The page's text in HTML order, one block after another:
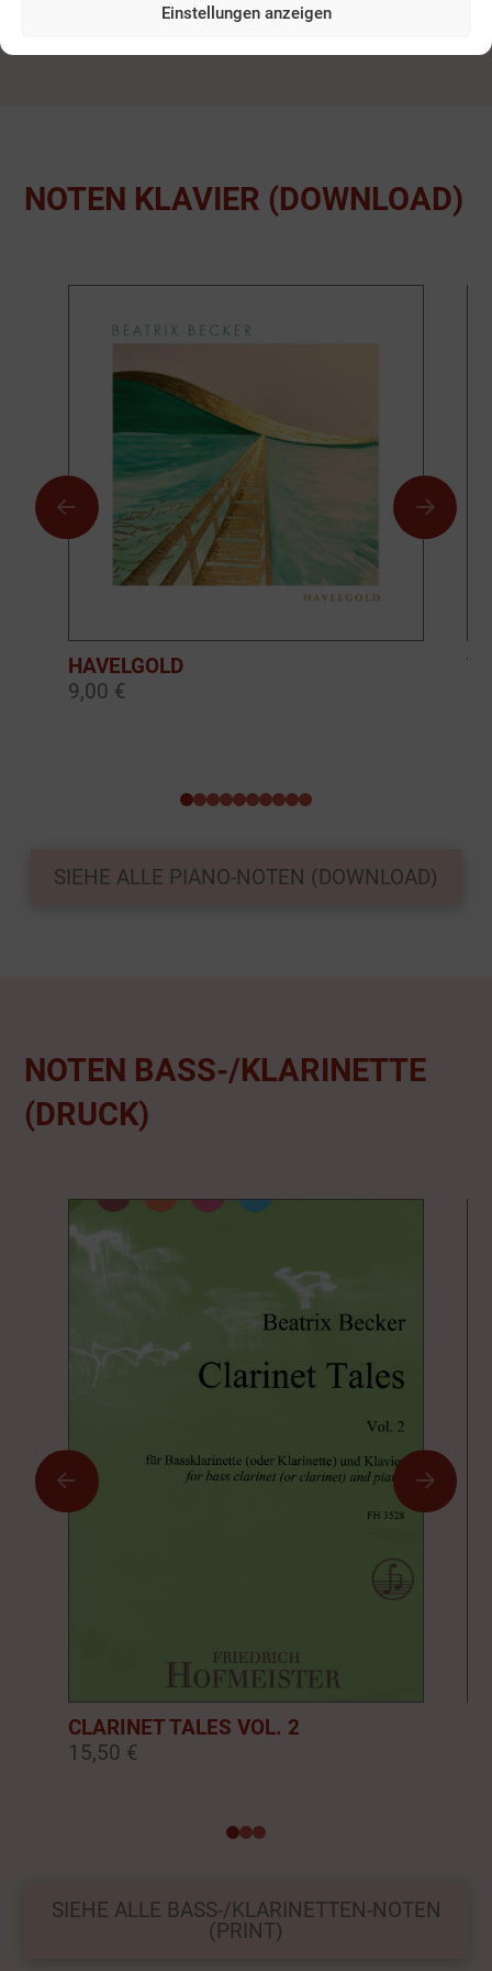
Einstellungen anzeigen
(DOWNLOAD)
NOTEN KLAVIER (DOWNLOAD)
HAVELGOLD
9,00 €
0123456789
SIEHE ALLE PIANO-NOTEN (DOWNLOAD)
NOTEN BASS-/KLARINETTE
(DRUCK)
CLARINET TALES VOL. 2
15,50 €
012
SIEHE ALLE BASS-/KLARINETTEN-NOTEN
(PRINT)